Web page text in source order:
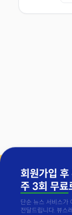
회원가입
주 3회 무료
단순 뉴스 서비스가
전달드립니다. 뷰스